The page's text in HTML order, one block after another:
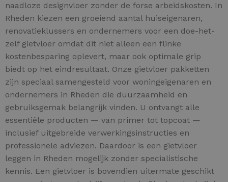
naadloze designvloer zonder de forse arbeidskosten. In
Rheden kiezen een groeiend aantal huiseigenaren,
renovatieklussers en ondernemers voor een doe-het-
zelf gietvloer omdat dit niet alleen een flinke
kostenbesparing oplevert, maar ook optimale grip
biedt op het eindresultaat. Onze gietvloer pakketten
zijn speciaal samengesteld voor woningeigenaren en
ondernemers in Rheden die duurzaamheid en
gebruiksgemak belangrijk vinden. U ontvangt alle
essentiële producten — van primer tot topcoat —
inclusief uitgebreide verwerkingsinstructies en
professionele adviezen. Daardoor is een gietvloer
leggen in Rheden mogelijk zonder specialistische
kennis. Een gietvloer is bovendien uitermate geschikt